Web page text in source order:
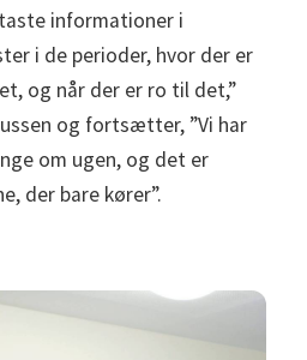
informationer i
i de perioder, hvor der er
og når der er ro til det,”
og fortsætter, ”Vi har
om ugen, og det er
der bare kører”.